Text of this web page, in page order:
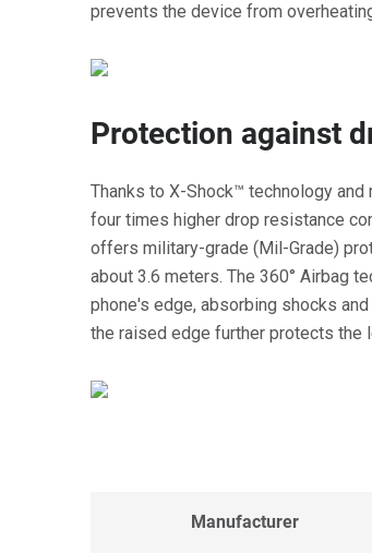
prevents the device from
Protection against
Thanks to X-Shock™ technology
four times higher drop resistance
offers military-grade (Mil-Grade)
about 3.6 meters. The 360° Airbag
phone's edge, absorbing shocks
the raised edge further protects the
Manufacturer